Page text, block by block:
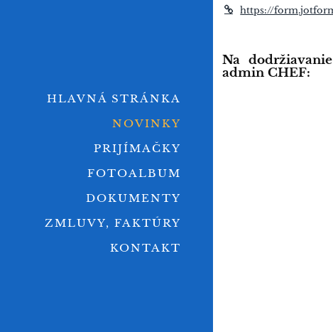
HLAVNÁ STRÁNKA
NOVINKY
PRIJÍMAČKY
FOTOALBUM
DOKUMENTY
ZMLUVY, FAKTÚRY
KONTAKT
https://
Na
admin CHEF: